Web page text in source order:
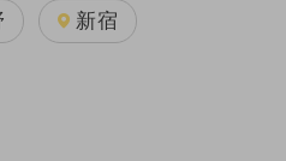
ク
ク)
新宿